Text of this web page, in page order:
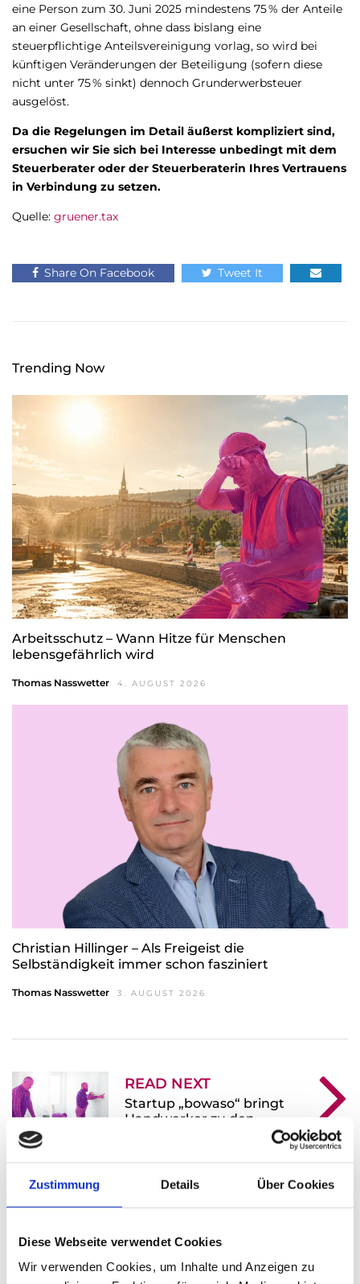
Zustimmung Details Über Cookies
Diese Webseite verwendet Cookies
Wir verwenden Cookies, um Inhalte und Anzeigen zu
eine Person zum 30. Juni 2025 mindestens 75 % der Anteile
an einer Gesellschaft, ohne dass bislang eine
steuerpflichtige Anteilsvereinigung vorlag, so wird bei
künftigen Veränderungen der Beteiligung (sofern diese
nicht unter 75 % sinkt) dennoch Grunderwerbsteuer
ausgelöst.
Da die Regelungen im Detail äußerst kompliziert sind,
ersuchen wir Sie sich bei Interesse unbedingt mit dem
Steuerberater oder der Steuerberaterin Ihres Vertrauens
in Verbindung zu setzen.
Quelle: gruener.tax
Share On Facebook Tweet It
Trending Now
Arbeitsschutz – Wann Hitze für Menschen
lebensgefährlich wird
Thomas Nasswetter 4. AUGUST 2026
Christian Hillinger – Als Freigeist die
Selbständigkeit immer schon fasziniert
Thomas Nasswetter 3. AUGUST 2026
READ NEXT
Startup „bowaso“ bringt
Handwerker zu den
Kunden und umgekehrt
Erforderliche Felder sind mit * markiert.